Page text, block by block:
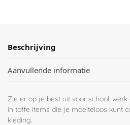
Beschrijving
Aanvullende informatie
Zie er op je best uit voor school,
in toffe items die je moeiteloos kunt
kleding.